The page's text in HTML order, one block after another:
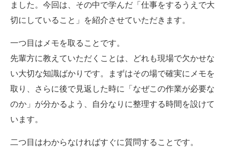
ました。今回は、その中で学んだ「仕事をするうえで大
切にしていること」を紹介させていただきます。
一つ目はメモを取ることです。
先輩方に教えていただくことは、どれも現場で欠かせな
い大切な知識ばかりです。まずはその場で確実にメモを
取り、さらに後で見返した時に「なぜこの作業が必要な
のか」が分かるよう、自分なりに整理する時間を設けて
います。
二つ目はわからなければすぐに質問することです。